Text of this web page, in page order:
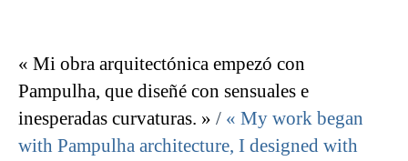
« Mi obra arquitectónica empezó con
Pampulha, que diseñé con sensuales e
inesperadas curvaturas. » / « My work began
with Pampulha architecture, I designed with